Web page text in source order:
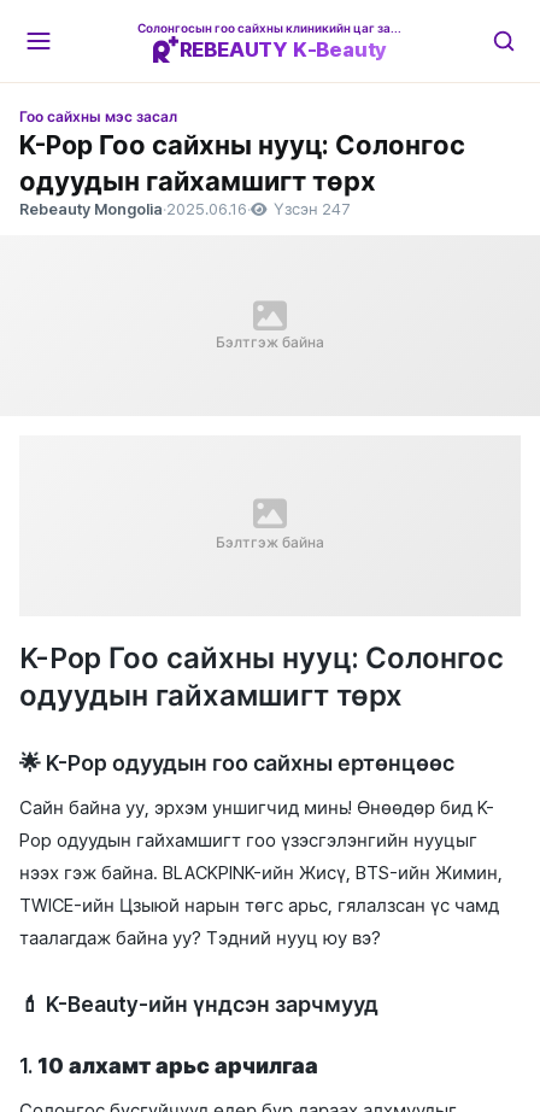
REBEAUTY K-Beauty
Гоо сайхны мэс засал
K-Pop Гоо сайхны нууц: Солонгос
одуудын гайхамшигт төрх
Rebeauty Mongolia·2025.06.16· Үзсэн 247
Бэлтгэж байна
Бэлтгэж байна
K-Pop Гоо сайхны нууц: Солонгос
одуудын гайхамшигт төрх
🌟 K-Pop одуудын гоо сайхны ертөнцөөс
Сайн байна уу, эрхэм уншигчид минь! Өнөөдөр бид K-
Pop одуудын гайхамшигт гоо үзэсгэлэнгийн нууцыг
нээх гэж байна. BLACKPINK-ийн Жисү, BTS-ийн Жимин,
TWICE-ийн Цзыюй нарын төгс арьс, гялалзсан үс чамд
таалагдаж байна уу? Тэдний нууц юу вэ?
💄 K-Beauty-ийн үндсэн зарчмууд
1. 10 алхамт арьс арчилгаа